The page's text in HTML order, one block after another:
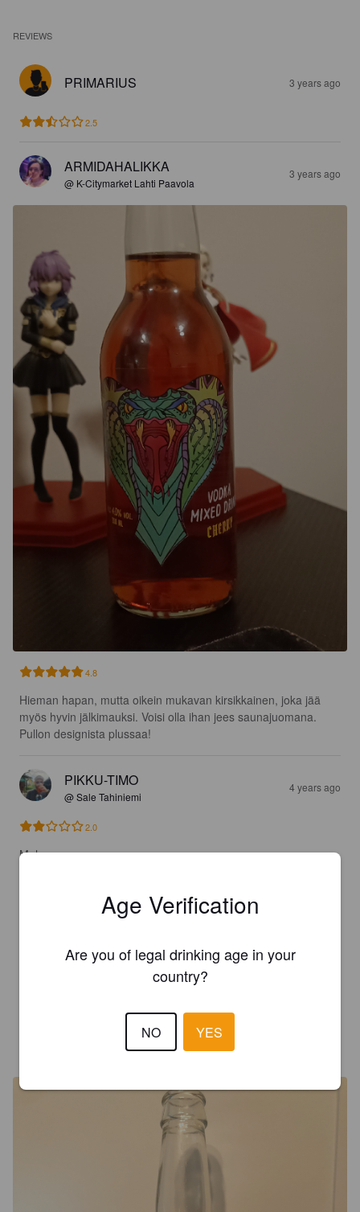
REVIEWS
PRIMARIUS 3 years ago
2.5
ARMIDAHALIKKA
@ K-Citymarket Lahti Paavola
3 years ago
4.8
Hieman hapan, mutta oikein mukavan kirsikkainen, joka jää
myös hyvin jälkimauksi. Voisi olla ihan jees saunajuomana.
Pullon designista plussaa!
PIKKU-TIMO
@ Sale Tahiniemi
4 years ago
2.0
Meh.
MALLASTULKKU
Mehumainen, häivähdys kirsikkaa, vodka ei maistu yhtään,
Age Verification
Are you of legal drinking age in your
country?
NO YES